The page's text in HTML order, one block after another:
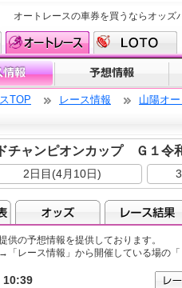
オートレースの車券を買うならオッズ
TOP レース情報 山陽オ
チャンピオンカップ Ｇ１令
2日目(4月10日)
の予想情報を提供しております。
レース情報」から開催している場の
10:39